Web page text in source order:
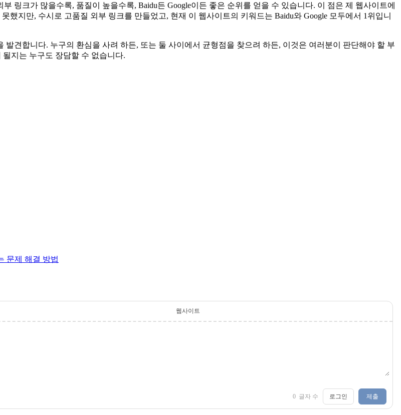
링크가 많을수록, 품질이 높을수록, Baidu든 Google이든 좋은 순위를 얻을 수 있습니다. 이 점은 제 웹사이트에
지만, 수시로 고품질 외부 링크를 만들었고, 현재 이 웹사이트의 키워드는 Baidu와 Google 모두에서 1위입니
발견합니다. 누구의 환심을 사려 하든, 또는 둘 사이에서 균형점을 찾으려 하든, 이것은 여러분이 판단해야 할 부
지는 누구도 장담할 수 없습니다.
문제 해결 방법
웹사이트
0 글자 수 로그인 제출